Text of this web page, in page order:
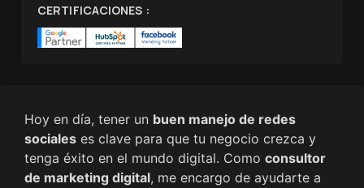
CERTIFICACIONES :
Hoy en día, tener un buen manejo de redes
sociales es clave para que tu negocio crezca y
tenga éxito en el mundo digital. Como consultor
de marketing digital, me encargo de ayudarte a